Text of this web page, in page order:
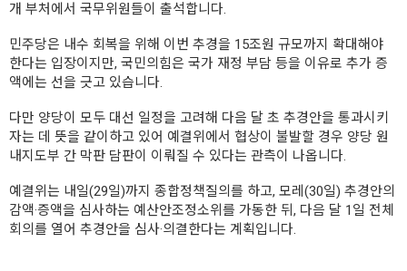
개 부처에서 국무위원들이 출석합니다.
민주당은 내수 회복을 위해 이번 추경을 15조원 규모까지 확대해야
한다는 입장이지만, 국민의힘은 국가 재정 부담 등을 이유로 추가 증
액에는 선을 긋고 있습니다.
다만 양당이 모두 대선 일정을 고려해 다음 달 초 추경안을 통과시키
자는 데 뜻을 같이하고 있어 예결위에서 협상이 불발할 경우 양당 원
내지도부 간 막판 담판이 이뤄질 수 있다는 관측이 나옵니다.
예결위는 내일(29일)까지 종합정책질의를 하고, 모레(30일) 추경안의
감액·증액을 심사하는 예산안조정소위를 가동한 뒤, 다음 달 1일 전체
회의를 열어 추경안을 심사·의결한다는 계획입니다.